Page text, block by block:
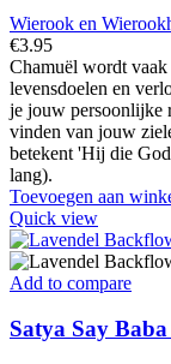
Wierook en
€3.95
Chamuël wordt
levensdoelen en
je jouw persoonlijke
vinden van jouw
betekent 'Hij die
lang).
Toevoegen aan
Quick view
Add to compare
Satya Say